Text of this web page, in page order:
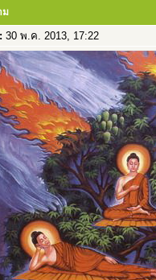
ม
30 พ.ค. 2013, 17:22